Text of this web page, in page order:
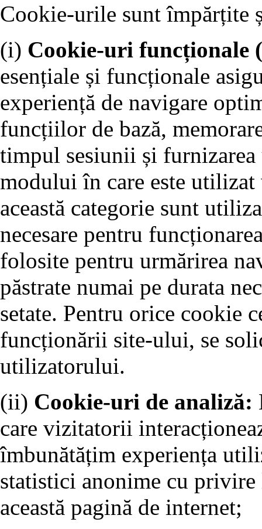
Cookie-urile sunt împărțite
(i) Cookie-uri funcționale
esențiale și funcționale
experiență de navigare
funcțiilor de bază,
timpul sesiunii și furnizarea
modului în care este
această categorie sunt
necesare pentru
folosite pentru urmărirea
păstrate numai pe durata
setate. Pentru orice cookie
funcționării site-ului, se
utilizatorului.
(ii) Cookie-uri de analiză:
care vizitatorii
îmbunătățim experiența
statistici anonime cu
această pagină de internet;